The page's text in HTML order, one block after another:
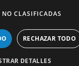
NO CLASIFICADAS
RECHAZAR TODO
DETALLES